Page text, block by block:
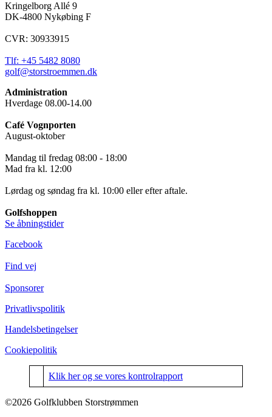
Kringelborg Allé 9
DK-4800 Nykøbing F
CVR: 30933915
Tlf: +45 5482 8080
golf@storstroemmen.dk
Administration
Hverdage 08.00-14.00
Café Vognporten
August-oktober
Mandag til fredag 08:00 - 18:00
Mad fra kl. 12:00
Lørdag og søndag fra kl. 10:00 eller efter aftale.
Golfshoppen
Se åbningstider
Facebook
Find vej
Sponsorer
Privatlivspolitik
Handelsbetingelser
Cookiepolitik
Klik her og se vores kontrolrapport
©2026 Golfklubben Storstrømmen